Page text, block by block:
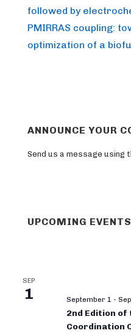
followed by
PMIRRAS coupling:
optimization of a
ANNOUNCE YOUR
Send us a message using
UPCOMING EVENTS
SEP
1 September 1 -
2nd Edition
Coordination